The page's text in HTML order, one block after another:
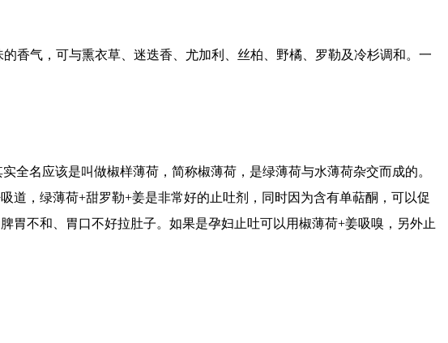
香气，可与熏衣草、迷迭香、尤加利、丝柏、野橘、罗勒及冷杉调和。一
全名应该是叫做椒样薄荷，简称椒薄荷，是绿薄荷与水薄荷杂交而成的。
道，绿薄荷+甜罗勒+姜是非常好的止吐剂，同时因为含有单萜酮，可以促
胃不和、胃口不好拉肚子。如果是孕妇止吐可以用椒薄荷+姜吸嗅，另外止